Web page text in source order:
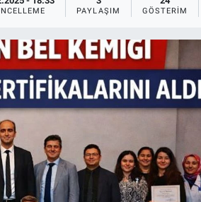
PAYLAŞIM GÖSTERIM